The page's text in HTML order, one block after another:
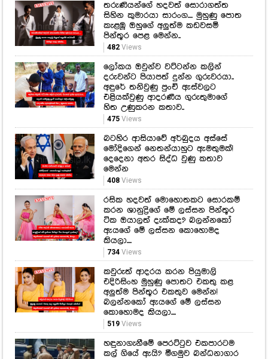
තරුණියන්ගේ හදවත් සොරාගත්ත
සිහින කුමාරයා සාරංග.... මුහුණු පොත
කැළඹූ ඔහුගේ අලුත්ම කඩවසම්
පින්තූර පෙළ මෙන්න..
482Views
ලෝකය ඔවුන්ව වට්ටන්න කලින්
දරුවන්ට පියාපත් දුන්න ගුරුවරයා..
අඳුරේ තනිවුණු පුංචි ඇස්වලට
එළියක්වුණු ආදරණීය ගුරුතුමාගේ
හිත උණුකරන කතාව..
475Views
බටහිර ආසියාවේ අර්බුදය අස්සේ
මෝදිගෙන් නෙතන්යාහුට ඇමතුමක්!
දෙදෙනා අතර සිද්ධ වුණු කතාව
මෙන්න
408Views
රසික හදවත් මොහොතකට සොරකම්
කරන ශානුද්‍රිගේ මේ ලස්සන පින්තූර
ටික ඔයාලත් දැක්කද? බලන්නකෝ
ඇයගේ මේ ලස්සන කොහොමද
කියලා....
734Views
කවුරුත් ආදරය කරන පියුමාලි
එදිරිසිංහ මුහුණු පොතට එකතු කළ
අලුත්ම පින්තූර එකතුව මෙන්න!
බලන්නකෝ ඇයගේ මේ ලස්සන
කොහොමද කියලා....
519Views
හඳුනාගැනීමේ පෙරට්ටුව එකපාරටම
කල් ගියේ ඇයි? මීගමුව බන්ධනාගාර